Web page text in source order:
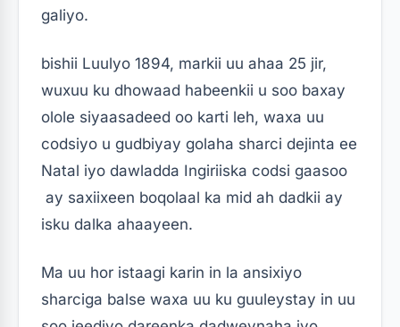
galiyo.
bishii Luulyo 1894, markii uu ahaa 25 jir,
wuxuu ku dhowaad habeenkii u soo baxay
olole siyaasadeed oo karti leh, waxa uu
codsiyo u gudbiyay golaha sharci dejinta ee
Natal iyo dawladda Ingiriiska codsi gaasoo
ay saxiixeen boqolaal ka mid ah dadkii ay
isku dalka ahaayeen.
Ma uu hor istaagi karin in la ansixiyo
sharciga balse waxa uu ku guuleystay in uu